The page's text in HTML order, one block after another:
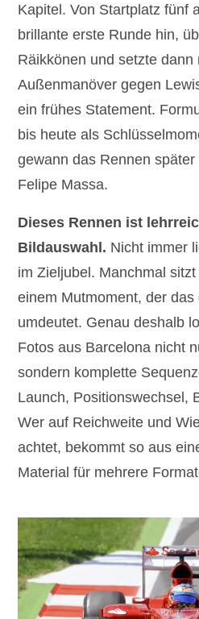
Kapitel. Von Startplatz fünf
brillante erste Runde hin,
Räikkönen und setzte dann
Außenmanöver gegen
ein frühes Statement.
bis heute als
gewann das Rennen
Felipe Massa.
Dieses Rennen ist
Bildauswahl. Nicht immer
im Zieljubel. Manchmal
einem Mutmoment, der
umdeutet. Genau deshalb
Fotos aus Barcelona nicht
sondern komplette
Launch, Positionswechsel,
Wer auf Reichweite und
achtet, bekommt so aus
Material für mehrere